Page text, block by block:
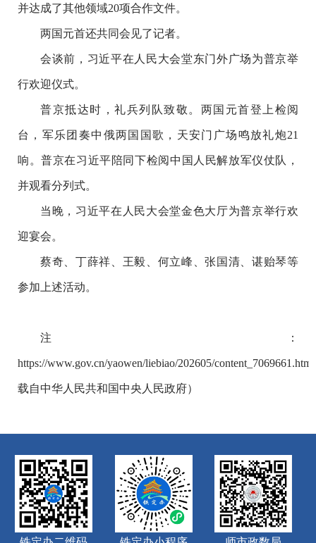
并达成了其他领域20项合作文件。
两国元首还共同会见了记者。
会谈前，习近平在人民大会堂东门外广场为普京举
行欢迎仪式。
普京抵达时，礼兵列队致敬。两国元首登上检阅
台，军乐团奏中俄两国国歌，天安门广场鸣放礼炮21
响。普京在习近平陪同下检阅中国人民解放军仪仗队，
并观看分列式。
当晚，习近平在人民大会堂金色大厅为普京举行欢
迎宴会。
蔡奇、丁薛祥、王毅、何立峰、张国清、谌贻琴等
参加上述活动。
注：
https://www.gov.cn/yaowen/liebiao/202605/
载自中华人民共和国中央人民政府）